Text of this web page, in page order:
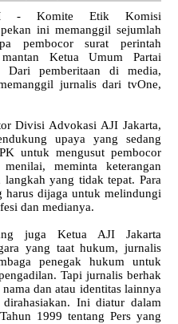
- Komite Etik Komisi
ini memanggil sejumlah
pembocor surat perintah
Ketua Umum Partai
Dari pemberitaan di media,
jurnalis dari tvOne,
Divisi Advokasi AJI Jakarta,
upaya yang sedang
untuk mengusut pembocor
meminta keterangan
yang tidak tepat. Para
dijaga untuk melindungi
dan medianya.
juga Ketua AJI Jakarta
yang taat hukum, jurnalis
penegak hukum untuk
Tapi jurnalis berhak
dan atau identitas lainnya
Ini diatur dalam
1999 tentang Pers yang